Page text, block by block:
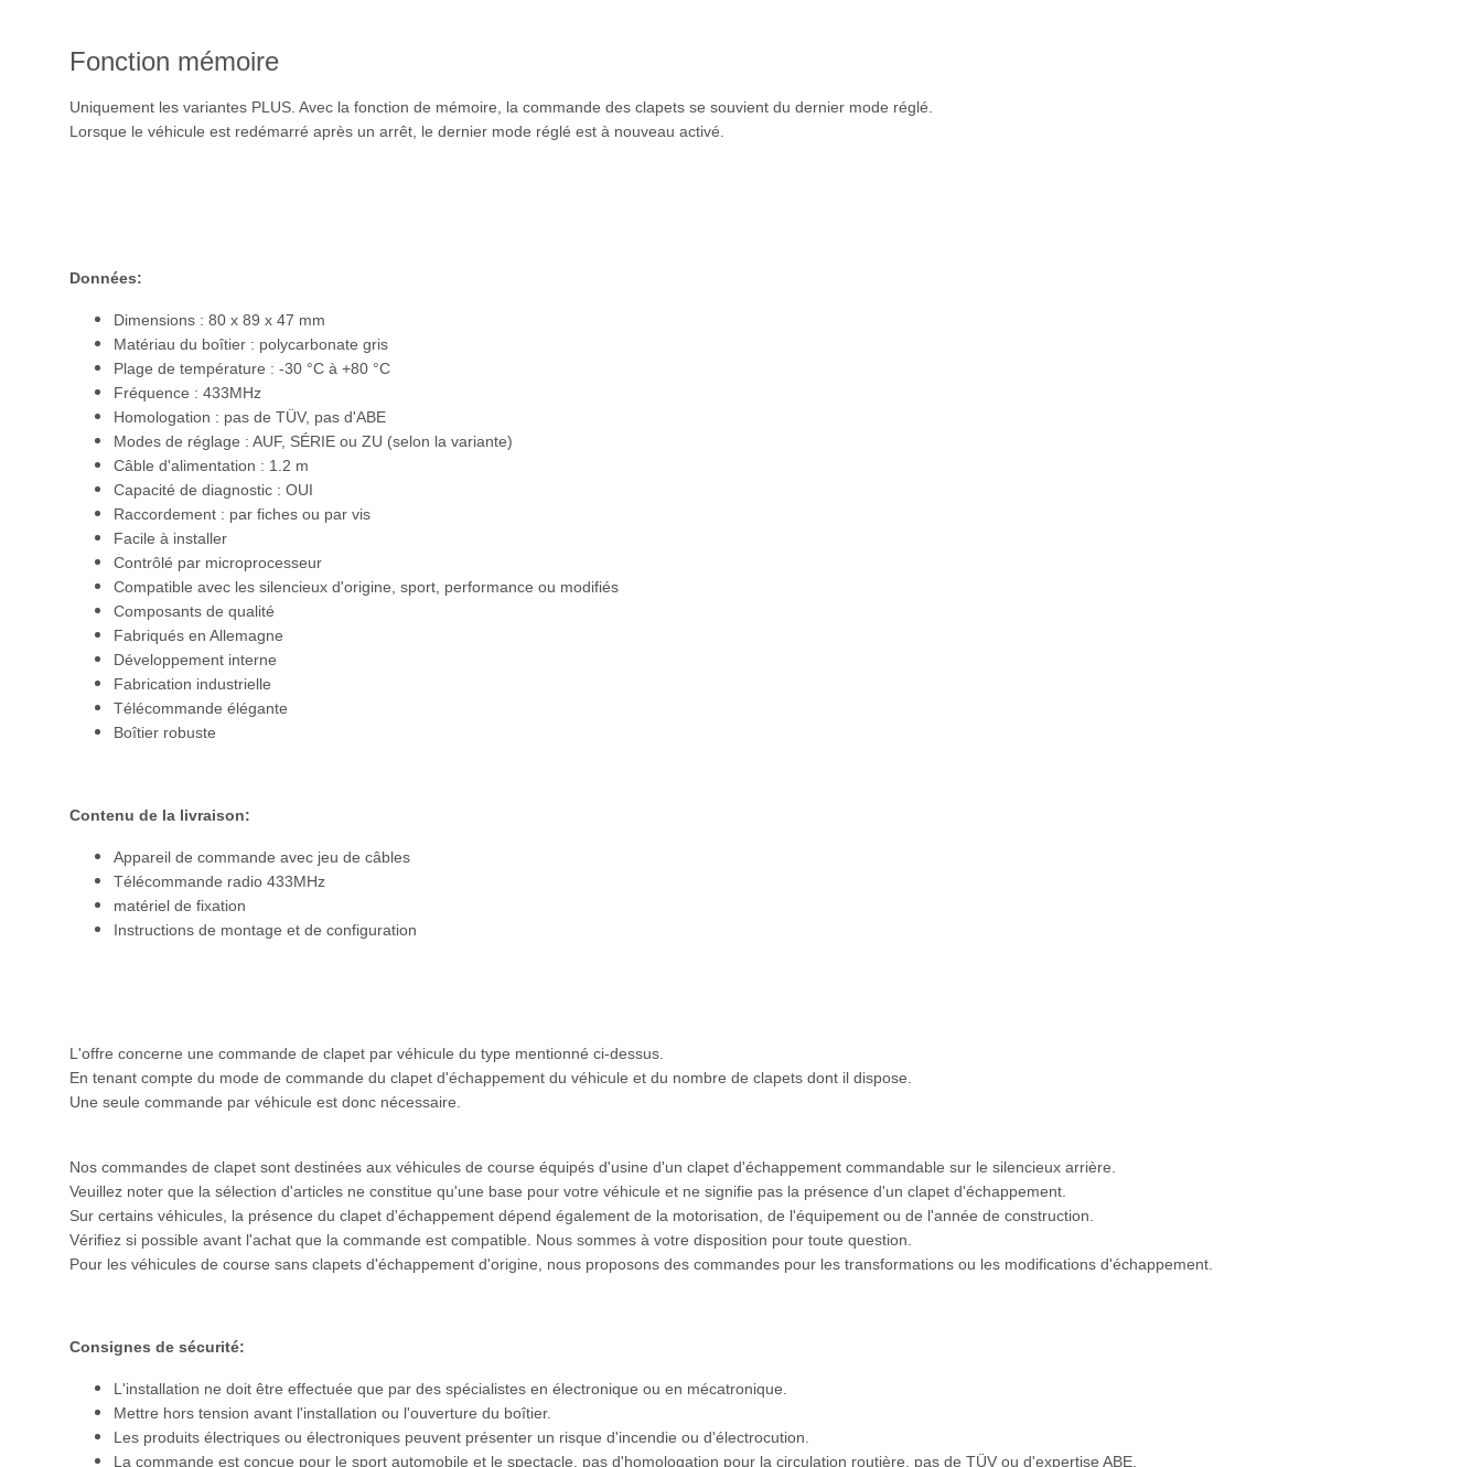
Fonction mémoire
Uniquement les variantes PLUS. Avec la fonction de mémoire, la commande des clapets se souvient du dernier mode réglé.
Lorsque le véhicule est redémarré après un arrêt, le dernier mode réglé est à nouveau activé.
Données:
Dimensions : 80 x 89 x 47 mm
Matériau du boîtier : polycarbonate gris
Plage de température : -30 °C à +80 °C
Fréquence : 433MHz
Homologation : pas de TÜV, pas d'ABE
Modes de réglage : AUF, SÉRIE ou ZU (selon la variante)
Câble d'alimentation : 1.2 m
Capacité de diagnostic : OUI
Raccordement : par fiches ou par vis
Facile à installer
Contrôlé par microprocesseur
Compatible avec les silencieux d'origine, sport, performance ou modifiés
Composants de qualité
Fabriqués en Allemagne
Développement interne
Fabrication industrielle
Télécommande élégante
Boîtier robuste
Contenu de la livraison:
Appareil de commande avec jeu de câbles
Télécommande radio 433MHz
matériel de fixation
Instructions de montage et de configuration
L'offre concerne une commande de clapet par véhicule du type mentionné ci-dessus.
En tenant compte du mode de commande du clapet d'échappement du véhicule et du nombre de clapets dont il dispose.
Une seule commande par véhicule est donc nécessaire.
Nos commandes de clapet sont destinées aux véhicules de course équipés d'usine d'un clapet d'échappement commandable sur le silencieux arrière.
Veuillez noter que la sélection d'articles ne constitue qu'une base pour votre véhicule et ne signifie pas la présence d'un clapet d'échappement.
Sur certains véhicules, la présence du clapet d'échappement dépend également de la motorisation, de l'équipement ou de l'année de construction.
Vérifiez si possible avant l'achat que la commande est compatible. Nous sommes à votre disposition pour toute question.
Pour les véhicules de course sans clapets d'échappement d'origine, nous proposons des commandes pour les transformations ou les modifications d'échappement.
Consignes de sécurité:
L'installation ne doit être effectuée que par des spécialistes en électronique ou en mécatronique.
Mettre hors tension avant l'installation ou l'ouverture du boîtier.
Les produits électriques ou électroniques peuvent présenter un risque d'incendie ou d'électrocution.
La commande est conçue pour le sport automobile et le spectacle, pas d'homologation pour la circulation routière, pas de TÜV ou d'expertise ABE.